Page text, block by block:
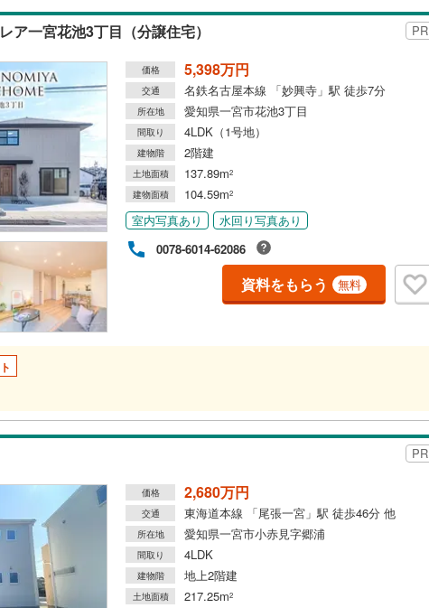
ア一宮花池3丁目（分譲住宅） PR
価格 5,398万円
交通 名鉄名古屋本線 「妙興寺」駅 徒歩7分
所在地 愛知県一宮市花池3丁目
間取り 4LDK（1号地）
建物階 2階建
土地面積 137.89m2
建物面積 104.59m2
室内写真あり
水回り写真あり
0078-6014-62086
資料をもらう 無料
PR
価格 2,680万円
交通 東海道本線 「尾張一宮」駅 徒歩46分 他
所在地 愛知県一宮市小赤見字郷浦
間取り 4LDK
建物階 地上2階建
土地面積 217.25m2